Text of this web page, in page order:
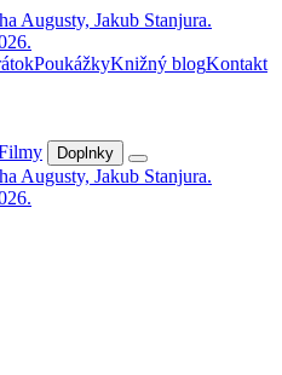
PoukážkyKnižný blogKontakt
Doplnky